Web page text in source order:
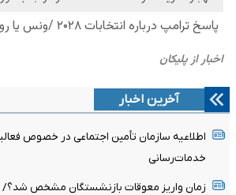
آخرین اخبار
اطلاعیه سازمان تأمین اجتماعی در خصوص
خدمات‌رسانی
زمان واریز معوقات بازنشستگان مشخص شد؟/